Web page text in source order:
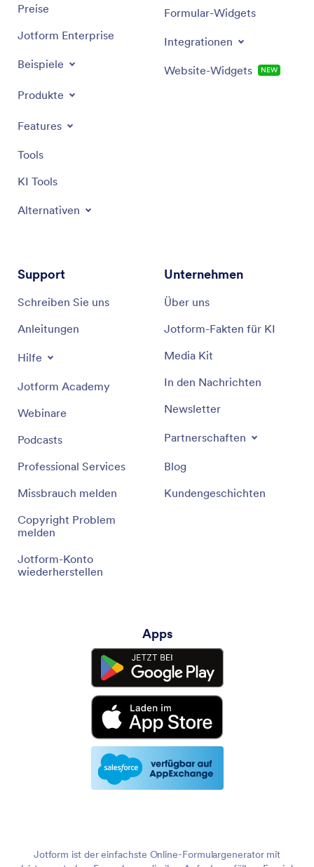
Preise
Jotform Enterprise
Beispiele
Produkte
Features
Tools
KI Tools
Alternativen
Formular-Widgets
Integrationen
Website-Widgets NEW
Support
Schreiben Sie uns
Anleitungen
Hilfe
Jotform Academy
Webinare
Podcasts
Professional Services
Missbrauch melden
Copyright Problem
melden
Jotform-Konto
wiederherstellen
Unternehmen
Über uns
Jotform-Fakten für KI
Media Kit
In den Nachrichten
Newsletter
Partnerschaften
Blog
Kundengeschichten
Apps
Jotform ist der einfachste Online-Formulargenerator mit